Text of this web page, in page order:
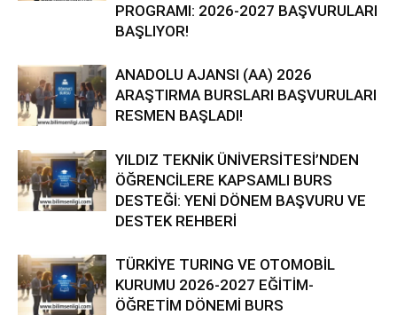
PROGRAMI: 2026-2027 BAŞVURULARI
BAŞLIYOR!
ANADOLU AJANSI (AA) 2026
ARAŞTIRMA BURSLARI BAŞVURULARI
RESMEN BAŞLADI!
YILDIZ TEKNİK ÜNİVERSİTESİ’NDEN
ÖĞRENCİLERE KAPSAMLI BURS
DESTEĞİ: YENİ DÖNEM BAŞVURU VE
DESTEK REHBERİ
TÜRKİYE TURING VE OTOMOBİL
KURUMU 2026-2027 EĞİTİM-
ÖĞRETİM DÖNEMİ BURS